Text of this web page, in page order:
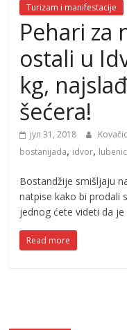
Turizam i manifestacije
Pehari za
ostali u
kg,
šećera!
јул 31, 2018
bostanijada, idvor,
Bostandžije smišljaju
natpise kako bi prodali
jednog ćete videti da je
Read more